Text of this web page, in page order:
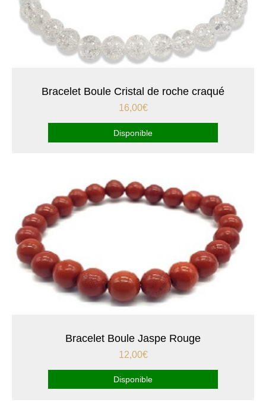
Bracelet Boule Cristal de roche craqué
16,00€
Disponible
Bracelet Boule Jaspe Rouge
12,00€
Disponible